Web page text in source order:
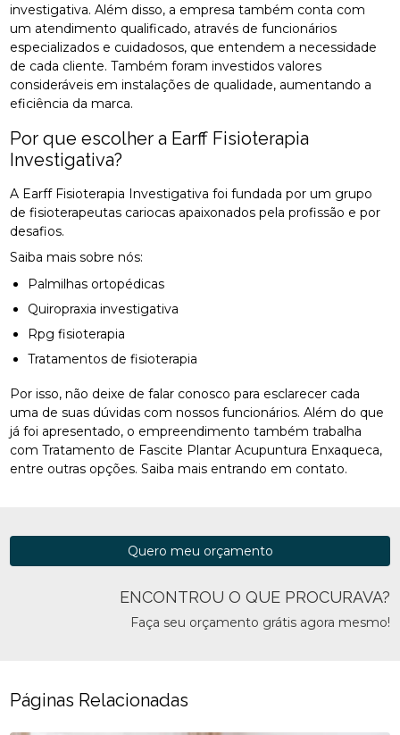
investigativa. Além disso, a empresa também conta com
um atendimento qualificado, através de funcionários
especializados e cuidadosos, que entendem a necessidade
de cada cliente. Também foram investidos valores
consideráveis em instalações de qualidade, aumentando a
eficiência da marca.
Por que escolher a Earff Fisioterapia
Investigativa?
A Earff Fisioterapia Investigativa foi fundada por um grupo
de fisioterapeutas cariocas apaixonados pela profissão e por
desafios.
Saiba mais sobre nós:
Palmilhas ortopédicas
Quiropraxia investigativa
Rpg fisioterapia
Tratamentos de fisioterapia
Por isso, não deixe de falar conosco para esclarecer cada
uma de suas dúvidas com nossos funcionários. Além do que
já foi apresentado, o empreendimento também trabalha
com Tratamento de Fascite Plantar Acupuntura Enxaqueca,
entre outras opções. Saiba mais entrando em contato.
ENCONTROU O QUE PROCURAVA?
Faça seu orçamento grátis agora mesmo!
Quero meu orçamento
Páginas Relacionadas